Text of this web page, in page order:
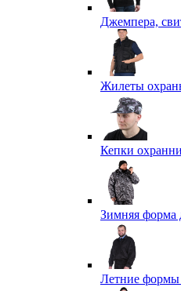
Джемпера,
Жилеты
Кепки
Зимняя форма
Летние формы